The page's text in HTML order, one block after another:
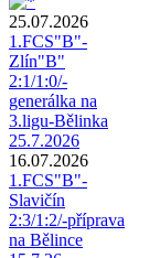
25.07.2026
1.FCS"B"-
Zlín"B"
2:1/1:0/-
generálka na
3.ligu-Bělinka
25.7.2026
16.07.2026
1.FCS"B"-
Slavičín
2:3/1:2/-příprava
na Bělince